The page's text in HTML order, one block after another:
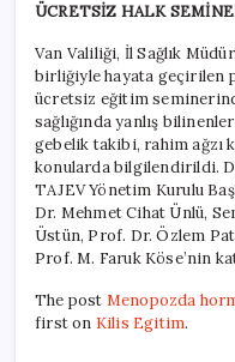
ÜCRETSİZ HALK
Van Valiliği, İl Sağlık
birliğiyle hayata geçirilen
ücretsiz eğitim
sağlığında yanlış
gebelik takibi, rahim ağzı
konularda bilgilendirildi.
TAJEV Yönetim Kurulu
Dr. Mehmet Cihat Ünlü,
Üstün, Prof. Dr. Özlem
Prof. M. Faruk Köse’nin
The post Menopozda
first on Kilis Egitim.